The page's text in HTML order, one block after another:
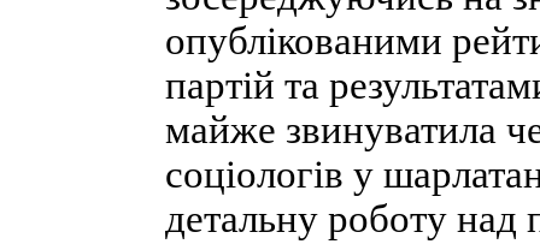
опублікованими
партій та
майже звинуватила
соціологів у
детальну роботу над